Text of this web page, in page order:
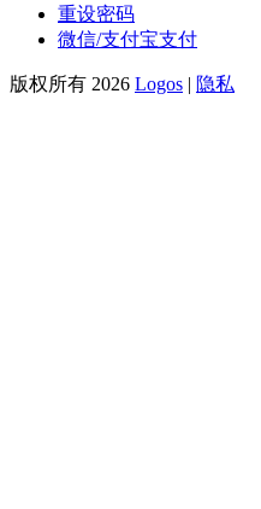
重设密码
微信/支付宝支付
版权所有 2026 Logos | 隐私